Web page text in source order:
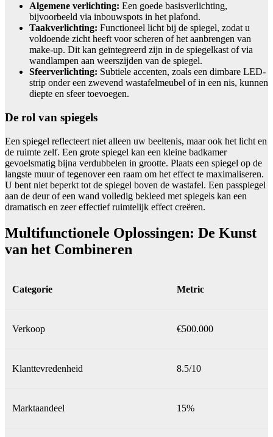
Algemene verlichting: Een goede basisverlichting,
bijvoorbeeld via inbouwspots in het plafond.
Taakverlichting: Functioneel licht bij de spiegel, zodat u
voldoende zicht heeft voor scheren of het aanbrengen van
make-up. Dit kan geïntegreerd zijn in de spiegelkast of via
wandlampen aan weerszijden van de spiegel.
Sfeerverlichting: Subtiele accenten, zoals een dimbare LED-
strip onder een zwevend wastafelmeubel of in een nis, kunnen
diepte en sfeer toevoegen.
De rol van spiegels
Een spiegel reflecteert niet alleen uw beeltenis, maar ook het licht en
de ruimte zelf. Een grote spiegel kan een kleine badkamer
gevoelsmatig bijna verdubbelen in grootte. Plaats een spiegel op de
langste muur of tegenover een raam om het effect te maximaliseren.
U bent niet beperkt tot de spiegel boven de wastafel. Een passpiegel
aan de deur of een wand volledig bekleed met spiegels kan een
dramatisch en zeer effectief ruimtelijk effect creëren.
Multifunctionele Oplossingen: De Kunst
van het Combineren
Categorie Metric
Verkoop €500.000
Klanttevredenheid 8.5/10
Marktaandeel 15%